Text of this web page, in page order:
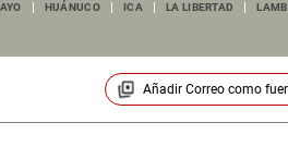
HUÁNUCO ICA LA LIBERTAD
Añadir Correocomo